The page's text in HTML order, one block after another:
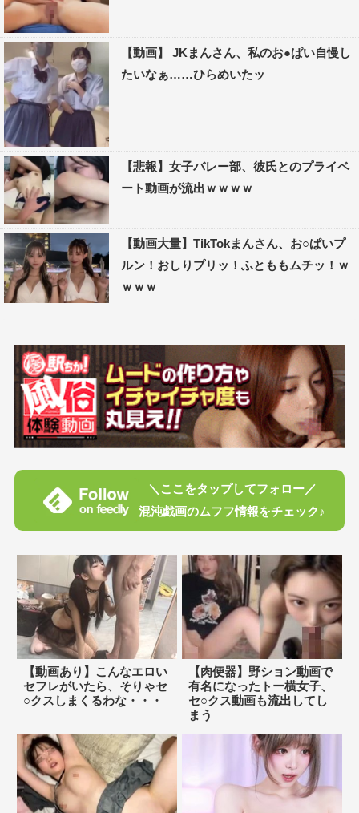
【動画】 JKまんさん、私のお●ぱい自慢し
たいなぁ……ひらめいたッ
【悲報】女子バレー部、彼氏とのプライベ
ート動画が流出ｗｗｗｗ
【動画大量】TikTokまんさん、お○ぱいプ
ルン！おしりプリッ！ふとももムチッ！ｗ
ｗｗｗ
＼ここをタップしてフォロー／
混沌戯画のムフフ情報をチェック♪
【動画あり】こんなエロい
セフレがいたら、そりゃセ
○クスしまくるわな・・・
【肉便器】野ション動画で
有名になったトー横女子、
セ○クス動画も流出してし
まう